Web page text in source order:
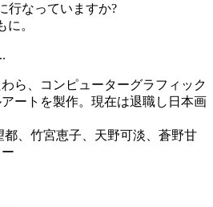
行なっていますか?
に。
ら、コンピューターグラフィック
ートを製作。現在は退職し日本画
、竹宮恵子、天野可淡、蒼野甘